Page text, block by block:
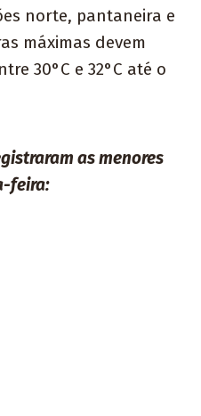
norte, pantaneira e
máximas devem
30°C e 32°C até o
as menores
feira: